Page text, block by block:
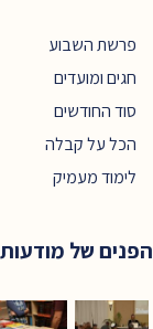
פרשת השבוע
חגים ומועדים
סוד החודשים
הכל על קבלה
לימוד מעמיק
הפנים של מודעות